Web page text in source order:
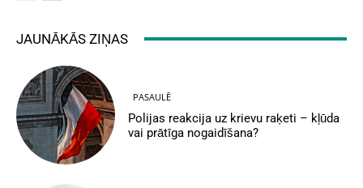
JAUNĀKĀS ZIŅAS
PASAULĒ
Polijas reakcija uz krievu raķeti – kļūda
vai prātīga nogaidīšana?